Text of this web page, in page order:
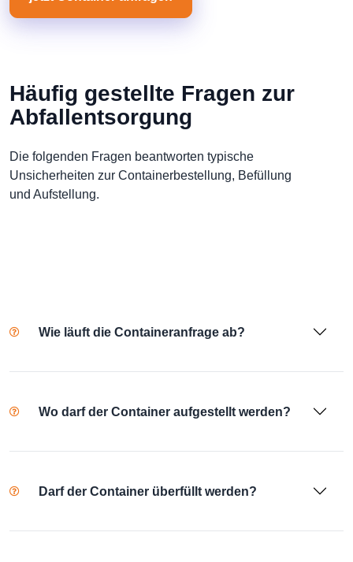
Häufig gestellte Fragen zur
Abfallentsorgung
Die folgenden Fragen beantworten typische
Unsicherheiten zur Containerbestellung, Befüllung
und Aufstellung.
Wie läuft die Containeranfrage ab?
Wo darf der Container aufgestellt werden?
Darf der Container überfüllt werden?